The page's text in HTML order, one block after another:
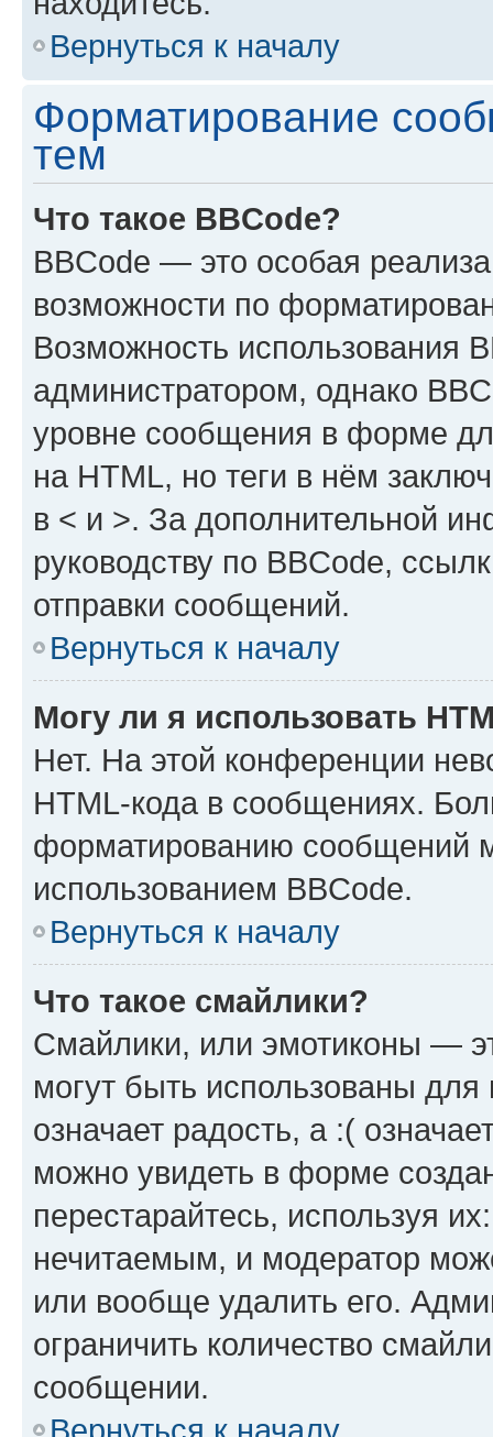
Вернуться к началу
Форматирование
тем
Что такое BBCode?
BBCode — это особая
возможности по
Возможность использования
администратором, однако
уровне сообщения в форме
на HTML, но теги в нём
в < и >. За дополнительной
руководству по BBCode,
отправки сообщений.
Вернуться к началу
Могу ли я использовать
Нет. На этой конференции
HTML-кода в сообщениях.
форматированию сообщений
использованием BBCode.
Вернуться к началу
Что такое смайлики?
Смайлики, или эмотиконы —
могут быть использованы
означает радость, а :(
можно увидеть в форме
перестарайтесь, используя
нечитаемым, и модератор
или вообще удалить его.
ограничить количество
сообщении.